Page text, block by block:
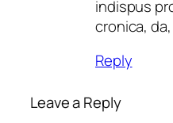
indispus
cronica,
Reply
Leave a Reply